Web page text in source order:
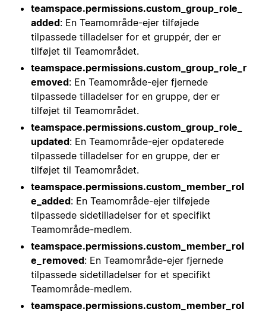
teamspace.permissions.custom_group_role_
added: En Teamområde-ejer tilføjede
tilpassede tilladelser for et gruppér, der er
tilføjet til Teamområdet.
teamspace.permissions.custom_group_role_r
emoved: En Teamområde-ejer fjernede
tilpassede tilladelser for en gruppe, der er
tilføjet til Teamområdet.
teamspace.permissions.custom_group_role_
updated: En Teamområde-ejer opdaterede
tilpassede tilladelser for en gruppe, der er
tilføjet til Teamområdet.
teamspace.permissions.custom_member_rol
e_added: En Teamområde-ejer tilføjede
tilpassede sidetilladelser for et specifikt
Teamområde-medlem.
teamspace.permissions.custom_member_rol
e_removed: En Teamområde-ejer fjernede
tilpassede sidetilladelser for et specifikt
Teamområde-medlem.
teamspace.permissions.custom_member_rol